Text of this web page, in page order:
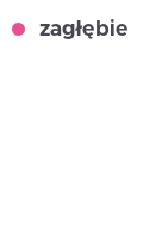
zagłębie